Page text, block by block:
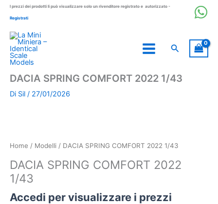
I prezzi dei prodotti li può visualizzare solo un rivenditore registrato e autorizzato -
Registrati
Cerca
DACIA SPRING COMFORT 2022 1/43
Di Sil / 27/01/2026
Home / Modelli / DACIA SPRING COMFORT 2022 1/43
DACIA SPRING COMFORT 2022
1/43
Accedi per visualizzare i prezzi